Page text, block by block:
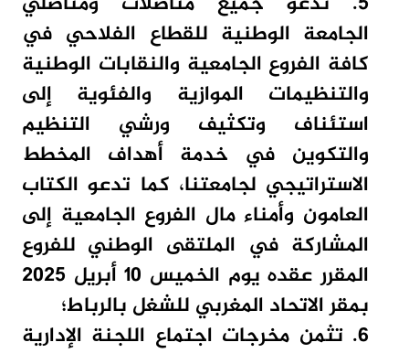
الجامعة الوطنية للقطاع الفلاحي في
كافة الفروع الجامعية والنقابات الوطنية
والتنظيمات الموازية والفئوية إلى
استئناف وتكثيف ورشي التنظيم
والتكوين في خدمة أهداف المخطط
الاستراتيجي لجامعتنا، كما تدعو الكتاب
العامون وأمناء مال الفروع الجامعية إلى
المشاركة في الملتقى الوطني للفروع
المقرر عقده يوم الخميس 10 أبريل 2025
بمقر الاتحاد المغربي للشغل بالرباط؛
6. تثمن مخرجات اجتماع اللجنة الإدارية